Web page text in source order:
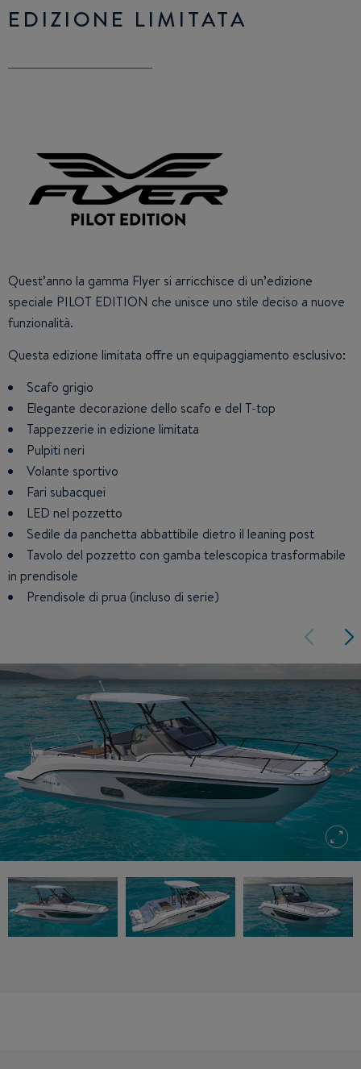
EDIZIONE LIMITATA
Quest’anno la gamma Flyer si arricchisce di un’edizione
speciale PILOT EDITION che unisce uno stile deciso a nuove
funzionalità.
Questa edizione limitata offre un equipaggiamento esclusivo:
Scafo grigio
Elegante decorazione dello scafo e del T-top
Tappezzerie in edizione limitata
Pulpiti neri
Volante sportivo
Fari subacquei
LED nel pozzetto
Sedile da panchetta abbattibile dietro il leaning post
Tavolo del pozzetto con gamba telescopica trasformabile
in prendisole
Prendisole di prua (incluso di serie)